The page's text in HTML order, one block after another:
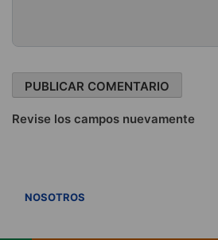
Revise los campos nuevamente
NOSOTROS